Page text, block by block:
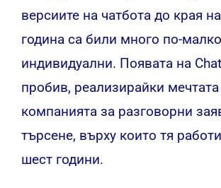
версиите на чатбота до края
година са били много по-малко
индивидуални. Появата на
пробив, реализирайки
компанията за разговорни
търсене, върху които тя
шест години.